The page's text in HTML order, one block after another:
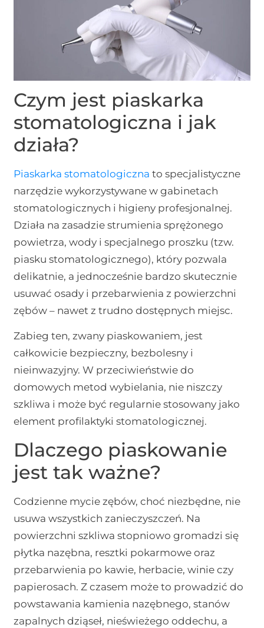
Czym jest piaskarka
stomatologiczna i jak
działa?
Piaskarka stomatologiczna to specjalistyczne
narzędzie wykorzystywane w gabinetach
stomatologicznych i higieny profesjonalnej.
Działa na zasadzie strumienia sprężonego
powietrza, wody i specjalnego proszku (tzw.
piasku stomatologicznego), który pozwala
delikatnie, a jednocześnie bardzo skutecznie
usuwać osady i przebarwienia z powierzchni
zębów – nawet z trudno dostępnych miejsc.
Zabieg ten, zwany piaskowaniem, jest
całkowicie bezpieczny, bezbolesny i
nieinwazyjny. W przeciwieństwie do
domowych metod wybielania, nie niszczy
szkliwa i może być regularnie stosowany jako
element profilaktyki stomatologicznej.
Dlaczego piaskowanie
jest tak ważne?
Codzienne mycie zębów, choć niezbędne, nie
usuwa wszystkich zanieczyszczeń. Na
powierzchni szkliwa stopniowo gromadzi się
płytka nazębna, resztki pokarmowe oraz
przebarwienia po kawie, herbacie, winie czy
papierosach. Z czasem może to prowadzić do
powstawania kamienia nazębnego, stanów
zapalnych dziąseł, nieświeżego oddechu, a